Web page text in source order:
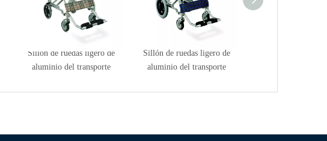
Sillón de ruedas ligero de
aluminio del transporte
Sillón de ruedas ligero de
aluminio del transporte